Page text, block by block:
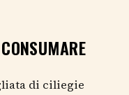
di ciliegie